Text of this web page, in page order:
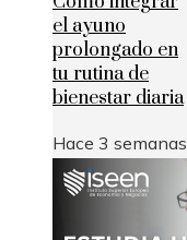
el ayuno
prolongado en
tu rutina de
bienestar diaria
Hace 3 semanas